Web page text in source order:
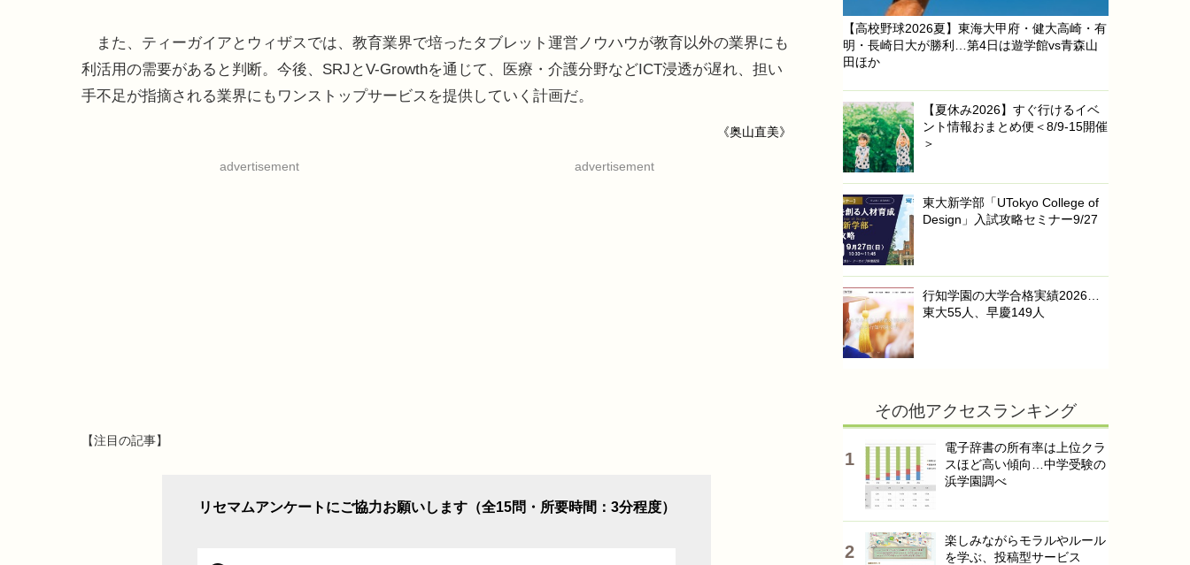
また、ティーガイアとウィザスでは、教育業界で培ったタブレット運営ノウハウが教育以外の業界にも
利活用の需要があると判断。今後、SRJとV-Growthを通じて、医療・介護分野などICT浸透が遅れ、担い
手不足が指摘される業界にもワンストップサービスを提供していく計画だ。
《奥山直美》
advertisement advertisement
【注目の記事】
リセマムアンケートにご協力お願いします（全15問・所要時間：3分程度）
【高校野球2026夏】東海大甲府・健大高崎・有
明・長崎日大が勝利…第4日は遊学館vs青森山
田ほか
【夏休み2026】すぐ行けるイベ
ント情報おまとめ便＜8/9-15開催
＞
東大新学部「UTokyo College of
Design」入試攻略セミナー9/27
行知学園の大学合格実績2026…
東大55人、早慶149人
その他アクセスランキング
電子辞書の所有率は上位クラ
スほど高い傾向…中学受験の
浜学園調べ
楽しみながらモラルやルール
を学ぶ、投稿型サービス